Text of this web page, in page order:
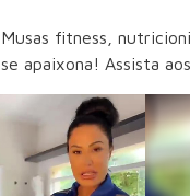
Musas fitness,
se apaixona! Assista